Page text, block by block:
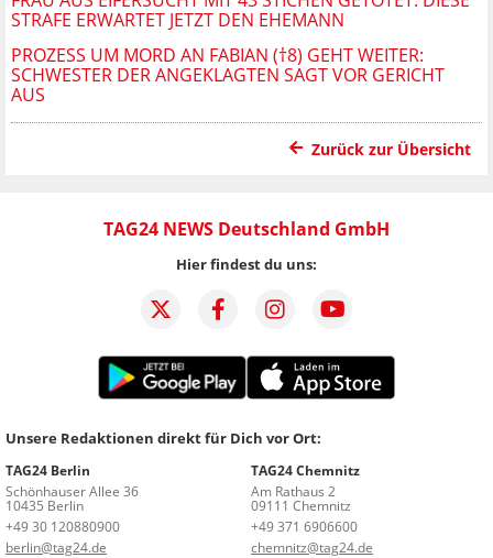
STRAFE ERWARTET JETZT DEN EHEMANN
PROZESS UM MORD AN FABIAN (†8) GEHT WEITER:
SCHWESTER DER ANGEKLAGTEN SAGT VOR GERICHT
AUS
Zurück zur Übersicht
TAG24 NEWS Deutschland GmbH
Hier findest du uns:
Unsere Redaktionen direkt für Dich vor Ort:
TAG24 Berlin
Schönhauser Allee 36
10435 Berlin
+49 30 120880900
berlin@tag24.de
TAG24 Chemnitz
Am Rathaus 2
09111 Chemnitz
+49 371 6906600
chemnitz@tag24.de